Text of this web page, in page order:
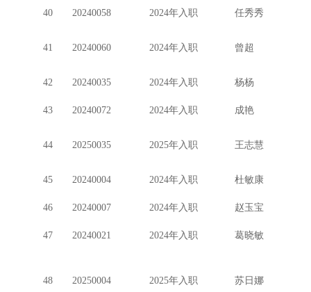
40 20240058 2024年入职 任秀秀
41 20240060 2024年入职 曾超
42 20240035 2024年入职 杨杨
43 20240072 2024年入职 成艳
44 20250035 2025年入职 王志慧
45 20240004 2024年入职 杜敏康
46 20240007 2024年入职 赵玉宝
47 20240021 2024年入职 葛晓敏
48 20250004 2025年入职 苏日娜